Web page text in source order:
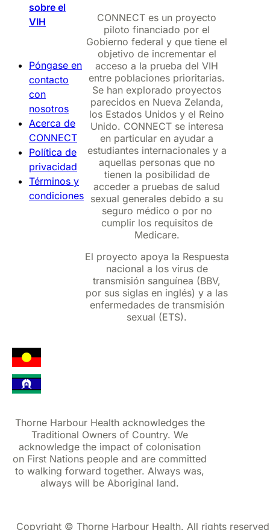
sobre el
VIH
Póngase en
contacto
con
nosotros
Acerca de
CONNECT
Política de
privacidad
Términos y
condiciones
CONNECT es un proyecto
piloto financiado por el
Gobierno federal y que tiene el
objetivo de incrementar el
acceso a la prueba del VIH
entre poblaciones prioritarias.
Se han explorado proyectos
parecidos en Nueva Zelanda,
los Estados Unidos y el Reino
Unido. CONNECT se interesa
en particular en ayudar a
estudiantes internacionales y a
aquellas personas que no
tienen la posibilidad de
acceder a pruebas de salud
sexual generales debido a su
seguro médico o por no
cumplir los requisitos de
Medicare.
El proyecto apoya la Respuesta
nacional a los virus de
transmisión sanguínea (BBV,
por sus siglas en inglés) y a las
enfermedades de transmisión
sexual (ETS).
Thorne Harbour Health acknowledges the
Traditional Owners of Country. We
acknowledge the impact of colonisation
on First Nations people and are committed
to walking forward together. Always was,
always will be Aboriginal land.
Copyright © Thorne Harbour Health. All rights